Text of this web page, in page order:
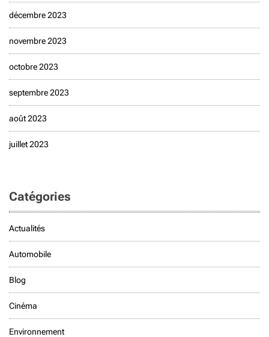
décembre 2023
novembre 2023
octobre 2023
septembre 2023
août 2023
juillet 2023
Catégories
Actualités
Automobile
Blog
Cinéma
Environnement